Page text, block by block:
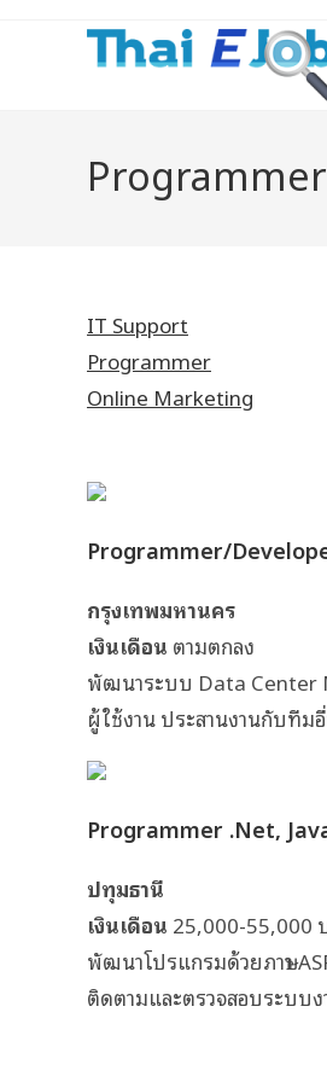
Programmer
IT Support
Programmer
Online Marketing
Programmer/
กรุงเทพมหานคร
เงินเดือน ตามตกลง
พัฒนาระบบ Data Center
ผู้ใช้งาน ประสานงานกับที
Programmer .Net,
ปทุมธานี
เงินเดือน 25,000-55,000
พัฒนาโปรแกรมด้วยภาษา
ติดตามและตรวจสอบระบ